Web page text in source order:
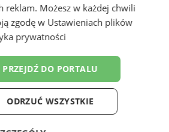
przedtrasowy: co mówią
pokładowa?
reklam. Możesz w każdej chwili
zgodę w Ustawieniach plików
prywatności
PRZEJDŹ DO PORTALU
ODRZUĆ WSZYSTKIE